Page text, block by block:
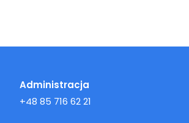
Administracja
+48 85 716 62 21